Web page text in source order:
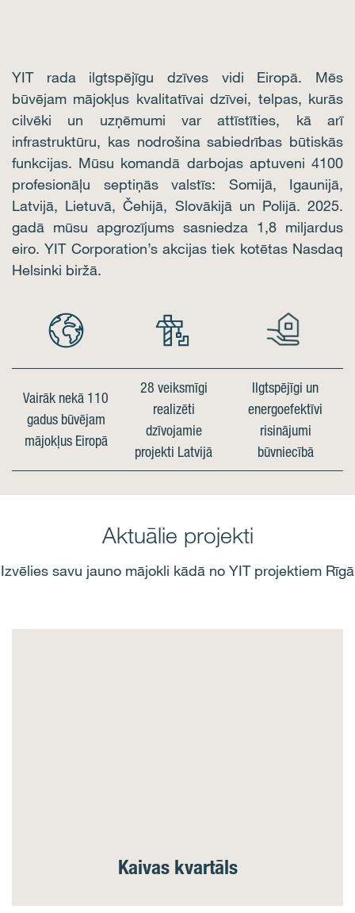
YIT rada ilgtspējīgu dzīves vidi Eiropā. Mēs
būvējam mājokļus kvalitatīvai dzīvei, telpas, kurās
cilvēki un uzņēmumi var attīstīties, kā arī
infrastruktūru, kas nodrošina sabiedrības būtiskās
funkcijas. Mūsu komandā darbojas aptuveni 4100
profesionāļu septiņās valstīs: Somijā, Igaunijā,
Latvijā, Lietuvā, Čehijā, Slovākijā un Polijā. 2025.
gadā mūsu apgrozījums sasniedza 1,8 miljardus
eiro. YIT Corporation’s akcijas tiek kotētas Nasdaq
Helsinki biržā.
Vairāk nekā 110
gadus būvējam
mājokļus Eiropā
28 veiksmīgi
realizēti
dzīvojamie
projekti Latvijā
Ilgtspējīgi un
energoefektīvi
risinājumi
būvniecībā
Aktuālie projekti
Izvēlies savu jauno mājokli kādā no YIT projektiem Rīgā
Kaivas kvartāls